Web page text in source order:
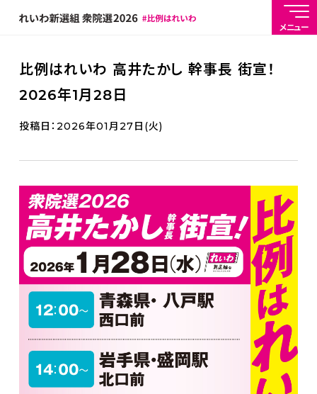
メニュー
比例はれいわ 高井たかし 幹事長 街宣！
2026年1月28日
投稿日：2026年01月27日(火)